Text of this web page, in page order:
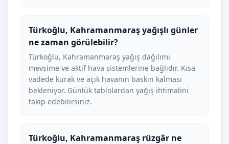
Türkoğlu, Kahramanmaraş yağışlı günler
ne zaman görülebilir?
Türkoğlu, Kahramanmaraş yağış dağılımı
mevsime ve aktif hava sistemlerine bağlıdır. Kısa
vadede kurak ve açık havanın baskın kalması
bekleniyor. Günlük tablolardan yağış ihtimalini
takip edebilirsiniz.
Türkoğlu, Kahramanmaraş rüzgâr ne